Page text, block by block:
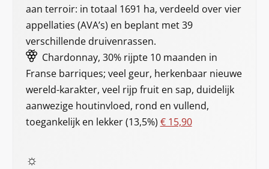
aan terroir: in totaal 1691 ha, verdeeld over vier
appellaties (AVA’s) en beplant met 39
verschillende druivenrassen.
Chardonnay, 30% rijpte 10 maanden in
Franse barriques; veel geur, herkenbaar nieuwe
wereld-karakter, veel rijp fruit en sap, duidelijk
aanwezige houtinvloed, rond en vullend,
toegankelijk en lekker (13,5%) € 15,90
☼